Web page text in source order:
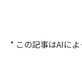
* この記事はAIによ